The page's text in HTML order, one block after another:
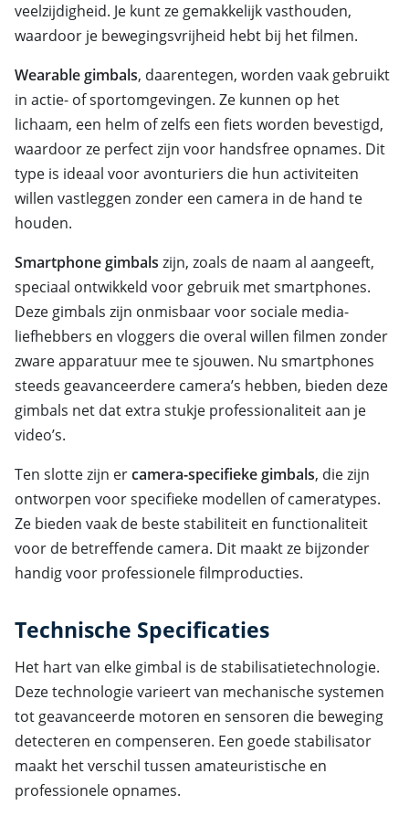
veelzijdigheid. Je kunt ze gemakkelijk vasthouden,
waardoor je bewegingsvrijheid hebt bij het filmen.
Wearable gimbals, daarentegen, worden vaak gebruikt
in actie- of sportomgevingen. Ze kunnen op het
lichaam, een helm of zelfs een fiets worden bevestigd,
waardoor ze perfect zijn voor handsfree opnames. Dit
type is ideaal voor avonturiers die hun activiteiten
willen vastleggen zonder een camera in de hand te
houden.
Smartphone gimbals zijn, zoals de naam al aangeeft,
speciaal ontwikkeld voor gebruik met smartphones.
Deze gimbals zijn onmisbaar voor sociale media-
liefhebbers en vloggers die overal willen filmen zonder
zware apparatuur mee te sjouwen. Nu smartphones
steeds geavanceerdere camera’s hebben, bieden deze
gimbals net dat extra stukje professionaliteit aan je
video’s.
Ten slotte zijn ercamera-specifieke gimbals, die zijn
ontworpen voor specifieke modellen of cameratypes.
Ze bieden vaak de beste stabiliteit en functionaliteit
voor de betreffende camera. Dit maakt ze bijzonder
handig voor professionele filmproducties.
Technische Specificaties
Het hart van elke gimbal is de stabilisatietechnologie.
Deze technologie varieert van mechanische systemen
tot geavanceerde motoren en sensoren die beweging
detecteren en compenseren. Een goede stabilisator
maakt het verschil tussen amateuristische en
professionele opnames.